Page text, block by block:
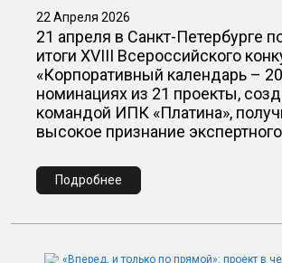
22 Апреля 2026
21 апреля в Санкт-Петербурге
итоги XVIII Всероссийского
«Корпоративный календарь –
номинациях из 21 проекты,
командой ИПК «Платина»,
высокое признание
Подробнее